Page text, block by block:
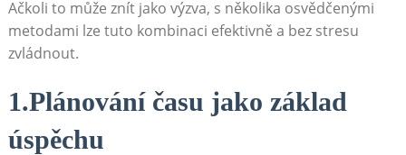
Ačkoli to⁢ může znít jako výzva, s několika ⁢osvědčenými
metodami lze tuto kombinaci efektivně a bez stresu
zvládnout.
1.Plánování času jako ⁣základ​
úspěchu